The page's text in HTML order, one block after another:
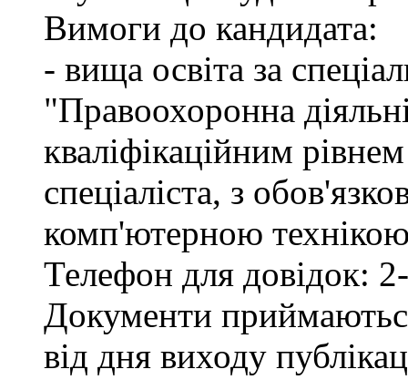
Вимоги до кандидата:
- вища освіта за
"Правоохоронна
кваліфікаційним
спеціаліста, з
комп'ютерною
Телефон для довідок:
Документи
від дня виходу